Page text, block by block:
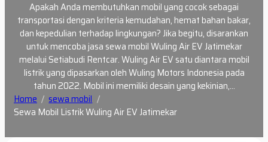
Apakah Anda membutuhkan mobil yang cocok sebagai
transportasi dengan kriteria kemudahan, hemat bahan bakar,
dan kepedulian terhadap lingkungan? Jika begitu, disarankan
untuk mencoba jasa sewa mobil Wuling Air EV Jatimekar
melalui Setiabudi Rentcar. Wuling Air EV satu diantara mobil
listrik yang dipasarkan oleh Wuling Motors Indonesia pada
tahun 2022. Mobil ini memiliki desain yang kekinian,…
Home
sewa mobil
Sewa Mobil Listrik Wuling Air EV Jatimekar